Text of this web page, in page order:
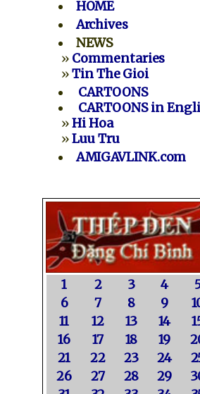
HOME
Archives
NEWS
» Commentaries
»Tin The Gioi
CARTOONS
CARTOONS in
»Hi Hoa
»Luu Tru
AMIGAVLINK.com
1 2 3 4
6
7 8 9
11
12 13 14
16
17 18 19
21
22 23 24
26
27 28 29